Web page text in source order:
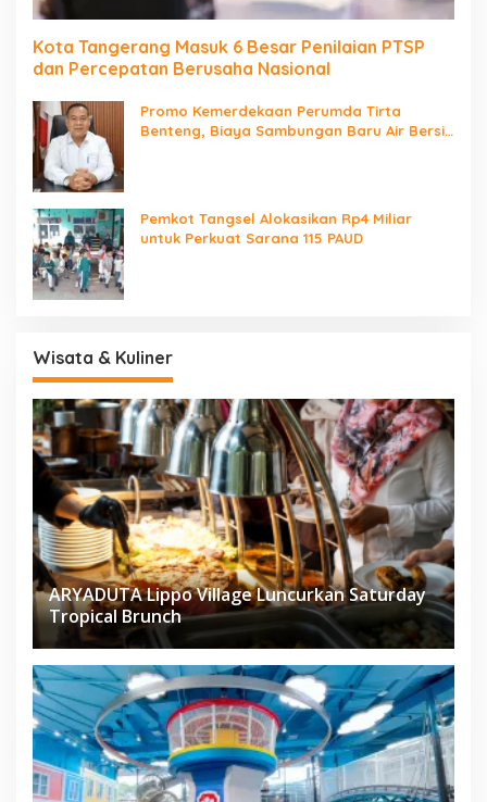
Kota Tangerang Masuk 6 Besar Penilaian PTSP
dan Percepatan Berusaha Nasional
Promo Kemerdekaan Perumda Tirta
Benteng, Biaya Sambungan Baru Air Bersih
Pemkot Tangsel Alokasikan Rp4 Miliar
untuk Perkuat Sarana 115 PAUD
Wisata & Kuliner
ARYADUTA Lippo Village Luncurkan Saturday
Tropical Brunch